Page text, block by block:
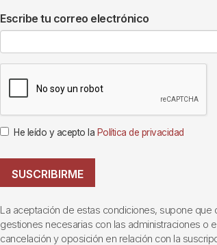
Escribe tu correo electrónico
He leído y acepto la Política de privacidad
SUSCRIBIRME
La aceptación de estas condiciones, supone que
gestiones necesarias con las administraciones o
cancelación y oposición en relación con la